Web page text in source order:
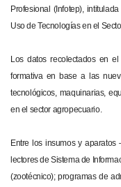
Profesional (Infotep),
Uso de Tecnologías en el
Los datos recolectados en
formativa en base a las
tecnológicos, maquinarias,
en el sector agropecuario.
Entre los insumos y aparatos
lectores de Sistema de
(zootécnico); programas de